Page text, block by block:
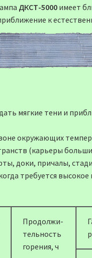
ДКСТ-5000имеет
к
мягкие тени и
окружающих
(карьеры
доки, причалы,
требуется высокое
Продолжи-
тельность
горения, ч